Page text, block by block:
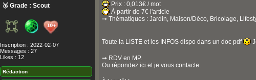
🥉 Grade : Scout
Inscription : 2022-02-07
Messages : 27
Likes : 12
Rédaction
Prix : 0,013€ / mot
À partir de 7€ l'article
➞ Thématiques : Jardin, Maison/Déco, Bricolage,
Toute la LISTE et les INFOS dispo dans un doc pdf
➞ RDV en MP.
Ou répondez ici et je vous contacte.